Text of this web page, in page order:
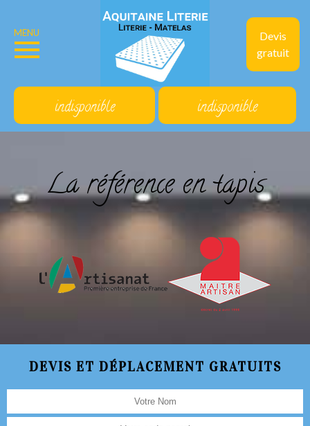
Devis
gratuit
MENU
indisponible indisponible
La référence en tapis
DEVIS ET DÉPLACEMENT GRATUITS